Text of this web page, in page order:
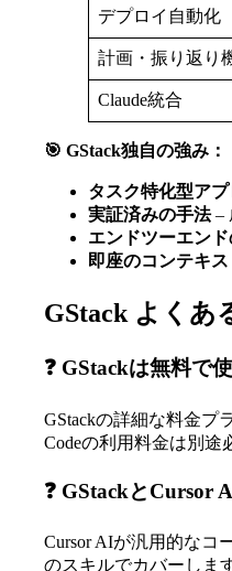
デプロイ自動化
計画・振り返り
Claude統合
🎯 GStack独自の強み：
タスク特化型ア
実証済みの手法–
エンドツーエン
即座のコンテキス
GStack よくあ
❓ GStackは無料で
GStackの詳細な料金プ
Codeの利用料金は別途
❓ GStackとCursor
Cursor AIが汎用的なコ
のスキルでカバーしま